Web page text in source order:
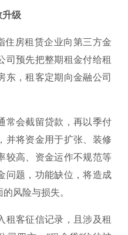
升级
住房租赁企业向第三方金
司预先把整期租金付给租
东，租客定期向金融公司
常会截留贷款，再以季付
并将资金用于扩张、装修
较高、资金运作不规范等
问题，功能缺位，将造成
风险与损失。
租客征信记录，且涉及租